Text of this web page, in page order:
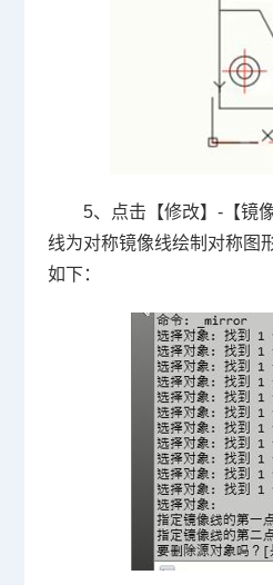
5、点击【修改】-【镜
线为对称镜像线绘制对称图
如下：